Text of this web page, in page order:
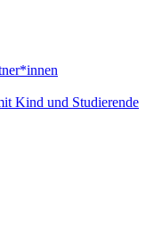
Kind und Studierende